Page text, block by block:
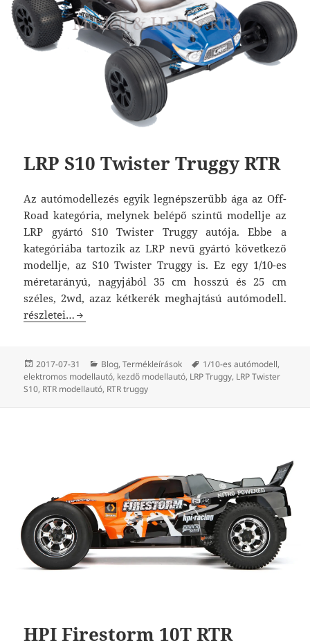
LRP S10 Twister Truggy RTR
Az autómodellezés egyik legnépszerűbb ága az Off-
Road kategória, melynek belépő szintű modellje az
LRP gyártó S10 Twister Truggy autója. Ebbe a
kategóriába tartozik az LRP nevű gyártó következő
modellje, az S10 Twister Truggy is. Ez egy 1/10-es
méretarányú, nagyjából 35 cm hosszú és 25 cm
széles, 2wd, azaz kétkerék meghajtású autómodell.
LRP S10 Twister Truggy RTR
részletei…
Közzétéve
2017-07-31 Kategória
Blog,Termékleírások Címke
1/10-es autómodell,
elektromos modellautó, kezdő modellautó, LRP Truggy, LRP Twister
S10, RTR modellautó, RTR truggy
HPI Firestorm 10T RTR